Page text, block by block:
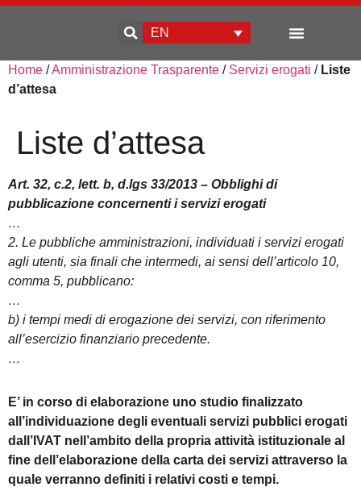
EN
Home /Amministrazione Trasparente / Servizi erogati / Liste
d’attesa
Liste d’attesa
Art. 32, c.2, lett. b, d.lgs 33/2013 – Obblighi di
pubblicazione concernenti i servizi erogati
…
2. Le pubbliche amministrazioni, individuati i servizi erogati
agli utenti, sia finali che intermedi, ai sensi dell’articolo 10,
comma 5, pubblicano:
…
b) i tempi medi di erogazione dei servizi, con riferimento
all’esercizio finanziario precedente.
…
E’ in corso di elaborazione uno studio finalizzato
all’individuazione degli eventuali servizi pubblici erogati
dall’IVAT nell’ambito della propria attività istituzionale al
fine dell’elaborazione della carta dei servizi attraverso la
quale verranno definiti i relativi costi e tempi.